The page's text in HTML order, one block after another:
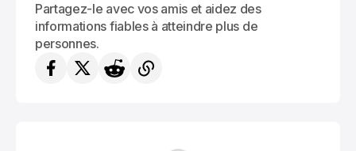
Partagez-le avec vos amis et aidez des
informations fiables à atteindre plus de
personnes.